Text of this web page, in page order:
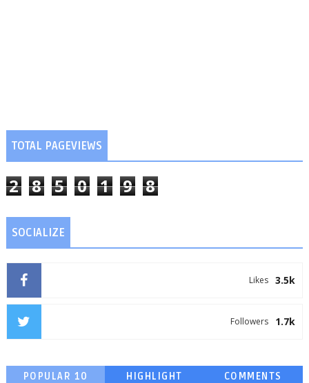
TOTAL PAGEVIEWS
2 8 5 0 1 9 8
SOCIALIZE
3.5k
Likes
1.7k
Followers
POPULAR 10 HIGHLIGHT COMMENTS